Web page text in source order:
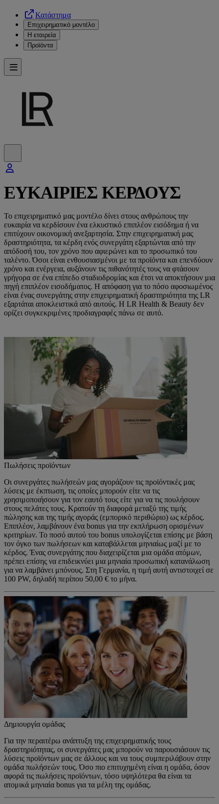
Κατάστημα
Επιχειρηματικό μοντέλο
Η εταιρεία
Προϊόντα
ΕΥΚΑΙΡΙΕΣ ΚΕΡΔΟΥΣ
Το επιχειρηματικό μας μοντέλο δίνει στους ανθρώπους την
ευκαιρία να κερδίσουν ένα ελκυστικό επιπλέον εισόδημα ή να
επιτύχουν οικονομική ανεξαρτησία. Στην επιχειρηματική μας
δραστηριότητα, τα κέρδη ενός συνεργάτη εξαρτώνται από την
απόδοσή του, τον χρόνο που αφιερώνει και το προσωπικό του
ταλέντο. Όσοι είναι ενθουσιασμένοι με τα προϊόντα και επενδύουν
χρόνο και ενέργεια, αυξάνουν τις πιθανότητές τους να φτάσουν
γρήγορα σε ένα επίπεδο σταδιοδρομίας και έτσι να αποκτήσουν μια
πηγή επιπλέον εισοδήματος. Η απόφαση για το πόσο αφοσιωμένος
είναι ένας συνεργάτης στην επιχειρηματική δραστηριότητα της LR
εξαρτάται αποκλειστικά από αυτούς. Η LR Health & Beauty δεν
ορίζει συγκεκριμένες προδιαγραφές πάνω σε αυτό.
Πωλήσεις προϊόντων
Οι συνεργάτες πωλήσεών μας αγοράζουν τις προϊόντικές μας
λύσεις με έκπτωση, τις οποίες μπορούν είτε να τις
χρησιμοποιήσουν για τον εαυτό τους είτε για να τις πουλήσουν
στους πελάτες τους. Κρατούν τη διαφορά μεταξύ της τιμής
πώλησης και της τιμής αγοράς (εμπορικό περιθώριο) ως κέρδος.
Επιπλέον, λαμβάνουν ένα bonus για την εκπλήρωση ορισμένων
κριτηρίων. Το ποσό αυτού του bonus υπολογίζεται επίσης με βάση
τον όγκο των πωλήσεων και καταβάλλεται μηνιαίως μαζί με το
κέρδος. Ένας συνεργάτης που διαχειρίζεται μια ομάδα ατόμων,
πρέπει επίσης να επιδεικνύει μια μηνιαία προσωπική κατανάλωση
για να λαμβάνει μπόνους. Στη Γερμανία, η τιμή αυτή αντιστοιχεί σε
100 PW, δηλαδή περίπου 50,00 € το μήνα.
Δημιουργία ομάδας
Για την περαιτέρω ανάπτυξη της επιχειρηματικής τους
δραστηριότητας, οι συνεργάτες μας μπορούν να παρουσιάσουν τις
λύσεις προϊόντων μας σε άλλους και να τους συμπεριλάβουν στην
ομάδα πωλήσεών τους. Όσο πιο επιτυχημένη είναι η ομάδα, όσον
αφορά τις πωλήσεις προϊόντων, τόσο υψηλότερα θα είναι τα
ατομικά μηνιαία bonus για τα μέλη της ομάδας.